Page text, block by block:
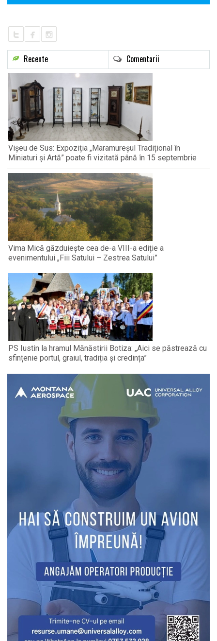
Recente Comentarii
Vișeu de Sus: Expoziția „Maramureșul Tradițional în
Miniaturi și Artă” poate fi vizitată până în 15 septembrie
Vima Mică găzduiește cea de-a VIII-a ediție a
evenimentului „Fiii Satului – Zestrea Satului”
PS Iustin la hramul Mănăstirii Botiza: „Aici se păstrează cu
sfințenie portul, graiul, tradiția și credința”